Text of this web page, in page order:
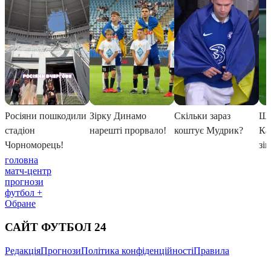
головна
матч-центр
прогнози
футбол +
Обране
САЙТ ФУТБОЛ 24
РедакціяПрогнозиПолітика конфіденційностіПравила